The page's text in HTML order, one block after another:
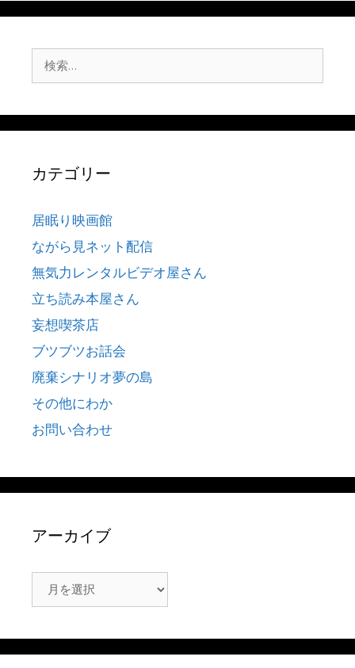
索:
カテゴリー
居眠り映画館
ながら見ネット配信
無気力レンタルビデオ屋さん
立ち読み本屋さん
妄想喫茶店
ブツブツお話会
廃棄シナリオ夢の島
その他にわか
お問い合わせ
アーカイブ
ー